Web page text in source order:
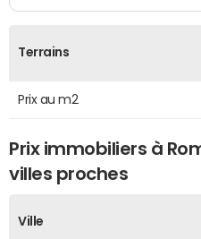
Terrains
Prix au m2
Prix immobiliers à
villes proches
Ville